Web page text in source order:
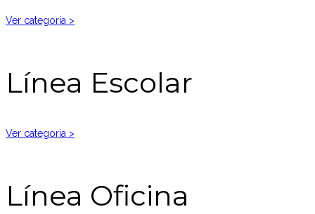
Ver categoría >
Línea Escolar
Ver categoría >
Línea Oficina